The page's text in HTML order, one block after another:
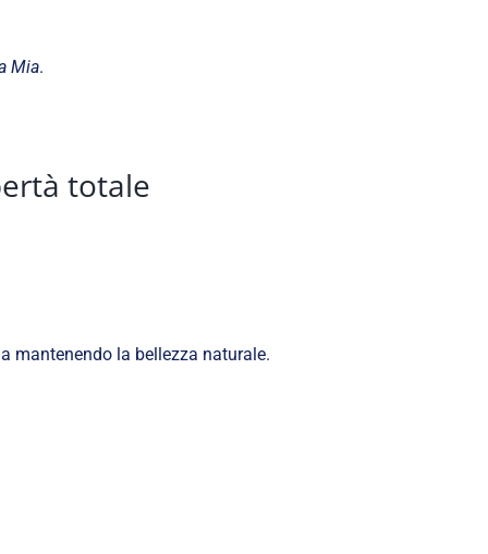
Mia.
totale
mantenendo la bellezza naturale.